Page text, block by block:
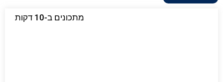
מתכונים ב-10 דקות